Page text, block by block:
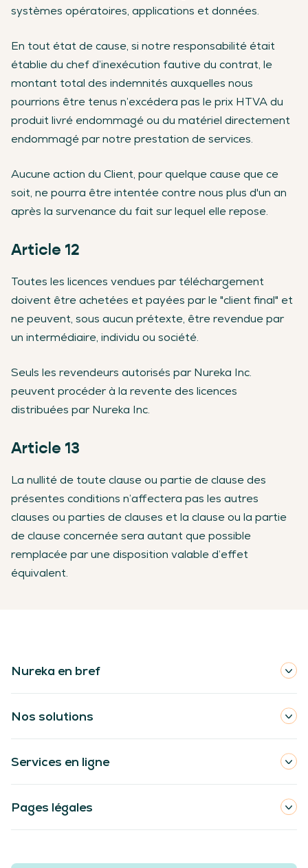
systèmes opératoires, applications et données.
En tout état de cause, si notre responsabilité était
établie du chef d’inexécution fautive du contrat, le
montant total des indemnités auxquelles nous
pourrions être tenus n’excédera pas le prix HTVA du
produit livré endommagé ou du matériel directement
endommagé par notre prestation de services.
Aucune action du Client, pour quelque cause que ce
soit, ne pourra être intentée contre nous plus d'un an
après la survenance du fait sur lequel elle repose.
Article 12
Toutes les licences vendues par téléchargement
doivent être achetées et payées par le "client final" et
ne peuvent, sous aucun prétexte, être revendue par
un intermédiaire, individu ou société.
Seuls les revendeurs autorisés par Nureka Inc.
peuvent procéder à la revente des licences
distribuées par Nureka Inc.
Article 13
La nullité de toute clause ou partie de clause des
présentes conditions n’affectera pas les autres
clauses ou parties de clauses et la clause ou la partie
de clause concernée sera autant que possible
remplacée par une disposition valable d’effet
équivalent.
Nureka en bref
Nos solutions
Services en ligne
Pages légales